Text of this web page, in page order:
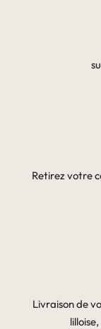
Retirez votre
Livraison de